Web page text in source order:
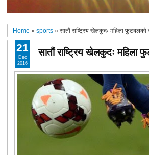
Home »sports »सातौं राष्ट्रिय खेलकुदः महिला
सातौं राष्ट्रिय खेलकुदः महिला
21
Dec
2016